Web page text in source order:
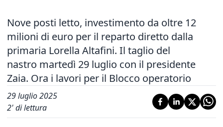
Nove posti letto, investimento da oltre 12
milioni di euro per il reparto diretto dalla
primaria Lorella Altafini. Il taglio del
nastro martedì 29 luglio con il presidente
Zaia. Ora i lavori per il Blocco operatorio
29 luglio 2025
2' di lettura